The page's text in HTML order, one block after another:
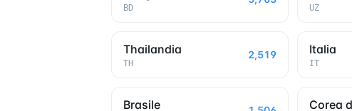
BD UZ
Thailandia
TH
2,519 Italia
IT
Brasile Corea